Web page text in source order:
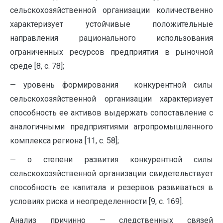
сельскохозяйственной организации количественно
характеризует устойчивые положительные
направления рационального использования
ограниченных ресурсов предприятия в рыночной
среде [8, с. 78];
— уровень формирования конкурентной силы
сельскохозяйственной организации характеризует
способность ее активов выдержать сопоставление с
аналогичными предприятиями агропромышленного
комплекса региона [11, с. 58];
— о степени развития конкурентной силы
сельскохозяйственной организации свидетельствует
способность ее капитала и резервов развиваться в
условиях риска и неопределенности [9, с. 169].
Анализ причинно — следственных связей